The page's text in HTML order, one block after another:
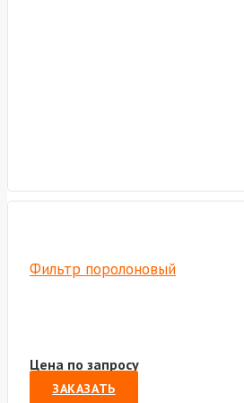
Фильтр поролоновый
Цена по запросу
ЗАКАЗАТЬ